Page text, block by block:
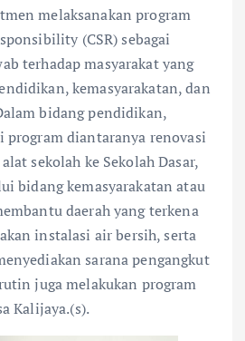
melaksanakan program
(CSR) sebagai
terhadap masyarakat yang
kemasyarakatan, dan
bidang pendidikan,
program diantaranya renovasi
sekolah ke Sekolah Dasar,
bidang kemasyarakatan atau
daerah yang terkena
instalasi air bersih, serta
sarana pengangkut
juga melakukan program
Kalijaya.(s).